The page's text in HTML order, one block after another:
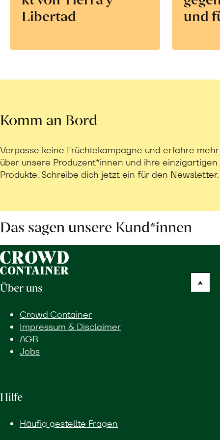
Libertad
und
Komm an Bord
Verpasse keine Früchtekampagne und erfahre mehr
über unsere Produzent*innen und ihre einzigartigen
Produkte. Schreibe dich jetzt ein für den Newsletter.
Das sagen unsere Kund*innen
Über uns
Crowd Container
Impressum & Disclaimer
AGB
Jobs
Hilfe
Häufig gestellte Fragen